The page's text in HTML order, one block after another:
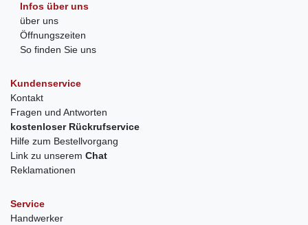
Infos über uns
über uns
Öffnungszeiten
So finden Sie uns
Kundenservice
Kontakt
Fragen und Antworten
kostenloser Rückrufservice
Hilfe zum Bestellvorgang
Link zu unserem Chat
Reklamationen
Service
Handwerker